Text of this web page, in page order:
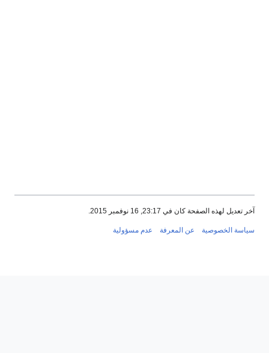
آخر تعديل لهذه الصفحة كان في 23:17, 16 نوفمبر 2015.
سياسة الخصوصية عن المعرفة عدم مسؤولية